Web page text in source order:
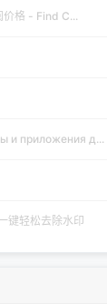
价格 - Find C...
и приложения д...
键轻松去除水印